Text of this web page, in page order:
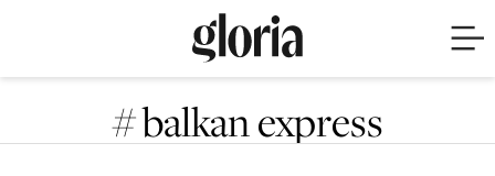
# balkan express